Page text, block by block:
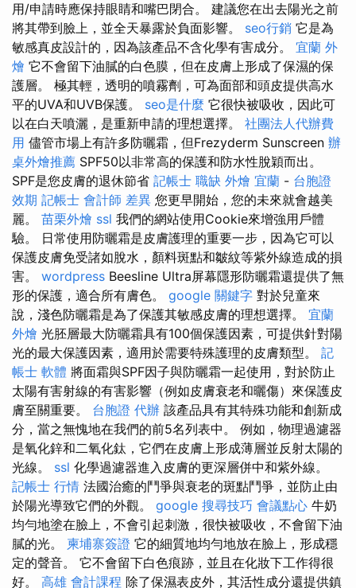
用/申請時應保持眼睛和嘴巴閉合。 建議您在出去陽光之前
將其帶到臉上，並全天暴露於負面影響。 seo行銷 它是為
敏感真皮設計的，因為該產品不含化學有害成分。 宜蘭 外
燴 它不會留下油膩的白色膜，但在皮膚上形成了保濕的保
護層。 極其輕，透明的噴霧劑，可為面部和頭皮提供高水
平的UVA和UVB保護。 seo是什麼 它很快被吸收，因此可
以在白天噴灑，是重新申請的理想選擇。 社團法人代辦費
用 儘管市場上有許多防曬霜，但Frezyderm Sunscreen 辦
桌外燴推薦 SPF50以非常高的保護和防水性脫穎而出。
SPF是您皮膚的退休節省 記帳士 職缺 外燴 宜蘭 - 台胞證
效期 記帳士 會計師 差異 您更早開始，您的未來就會越美
麗。 苗栗外燴 ssl 我們的網站使用Cookie來增強用戶體
驗。 日常使用防曬霜是皮膚護理的重要一步，因為它可以
保護皮膚免受諸如脫水，顏料斑點和皺紋等紫外線造成的損
害。 wordpress Beesline Ultra屏幕隱形防曬霜還提供了無
形的保護，適合所有膚色。 google 關鍵字 對於兒童來
說，淺色防曬霜是為了保護其敏感皮膚的理想選擇。 宜蘭
外燴 光胚層最大防曬霜具有100個保護因素，可提供針對陽
光的最大保護因素，適用於需要特殊護理的皮膚類型。 記
帳士 軟體 將面霜與SPF因子與防曬霜一起使用，對於防止
太陽有害射線的有害影響（例如皮膚衰老和曬傷）來保護皮
膚至關重要。 台胞證 代辦 該產品具有其特殊功能和創新成
分，當之無愧地在我們的前5名列表中。 例如，物理過濾器
是氧化鋅和二氧化鈦，它們在皮膚上形成薄層並反射太陽的
光線。 ssl 化學過濾器進入皮膚的更深層併中和紫外線。
記帳士 行情 法國治癒的鬥爭與衰老的斑點鬥爭，並防止由
於陽光導致它們的外觀。 google 搜尋技巧 會議點心 牛奶
均勻地塗在臉上，不會引起刺激，很快被吸收，不會留下油
膩的光。 柬埔寨簽證 它的細質地均勻地放在臉上，形成穩
定的聲音。 它不會留下白色痕跡，並且在化妝下工作得很
好。 高雄 會計課程 除了保濕表皮外​​，其活性成分還提供鎮